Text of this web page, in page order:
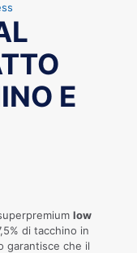
E
low
di tacchino in
garantisce che il